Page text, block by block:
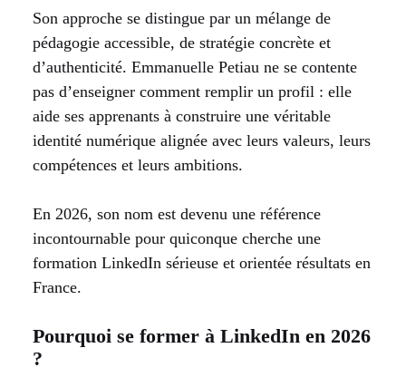
Son approche se distingue par un mélange de
pédagogie accessible, de stratégie concrète et
d’authenticité. Emmanuelle Petiau ne se contente
pas d’enseigner comment remplir un profil : elle
aide ses apprenants à construire une véritable
identité numérique alignée avec leurs valeurs, leurs
compétences et leurs ambitions.
En 2026, son nom est devenu une référence
incontournable pour quiconque cherche une
formation LinkedIn sérieuse et orientée résultats en
France.
Pourquoi se former à LinkedIn en 2026
?